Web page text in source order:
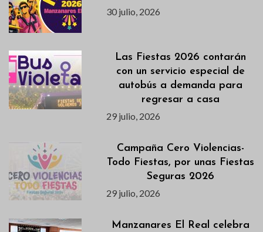
30 julio, 2026
Las Fiestas 2026 contarán
con un servicio especial de
autobús a demanda para
regresar a casa
29 julio, 2026
Campaña Cero Violencias-
Todo Fiestas, por unas Fiestas
Seguras 2026
29 julio, 2026
Manzanares El Real celebra